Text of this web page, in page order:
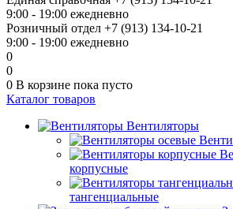
9:00 - 19:00 ежедневно
Розничный отдел +7 (913) 134-10-21
9:00 - 19:00 ежедневно
0
0
0 В корзине пока пусто
Каталог товаров
Вентиляторы
корпусные
тангенциальные